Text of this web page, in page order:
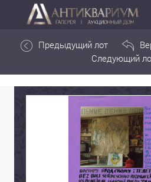
Предыдущий лот
Следующий